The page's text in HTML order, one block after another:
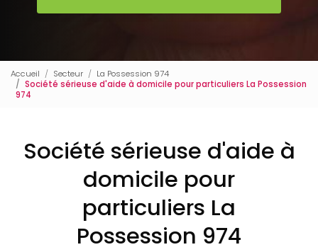
Accueil Secteur
La Possession 974
Société sérieuse d'aide à domicile pour particuliers La Possession
974
Société sérieuse d'aide à
domicile pour
particuliers La
Possession 974